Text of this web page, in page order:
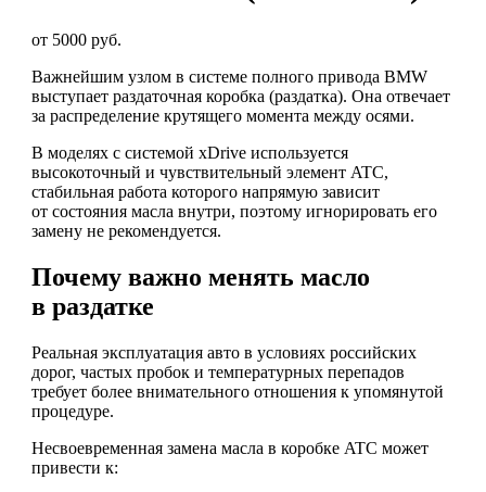
от 5000 руб.
Важнейшим узлом в системе полного привода BMW
выступает раздаточная коробка (раздатка). Она отвечает
за распределение крутящего момента между осями.
В моделях с системой xDrive используется
высокоточный и чувствительный элемент ATC,
стабильная работа которого напрямую зависит
от состояния масла внутри, поэтому игнорировать его
замену не рекомендуется.
Почему важно менять масло
в раздатке
Реальная эксплуатация авто в условиях российских
дорог, частых пробок и температурных перепадов
требует более внимательного отношения к упомянутой
процедуре.
Несвоевременная замена масла в коробке ATC может
привести к: